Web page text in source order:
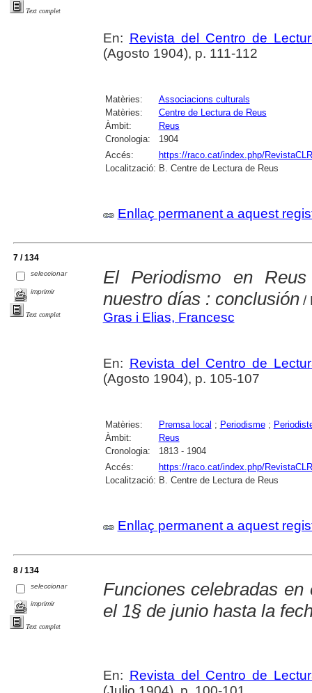
Text complet
En: Revista del Centro de
(Agosto 1904), p. 111-112
Matèries:
Associacions culturals
Matèries:
Centre de Lectura de Reus
Àmbit:
Reus
Cronologia:
1904
Accés:
https://raco.cat/index.php/
Localització: B. Centre de Lectura de Reus
Enllaç permanent a aquest
7 / 134
seleccionar
imprimir
Text complet
El Periodismo en
nuestro días : conclusión/
Gras i Elias, Francesc
En: Revista del Centro de
(Agosto 1904), p. 105-107
Matèries: Premsa local ; Periodisme;
Àmbit:
Reus
Cronologia:
1813 - 1904
Accés:
https://raco.cat/index.php/
Localització: B. Centre de Lectura de Reus
Enllaç permanent a aquest
8 / 134
seleccionar
imprimir
Text complet
Funciones celebradas
el 1§ de junio hasta la
En: Revista del Centro de